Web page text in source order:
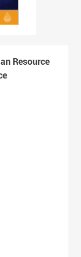
Resource